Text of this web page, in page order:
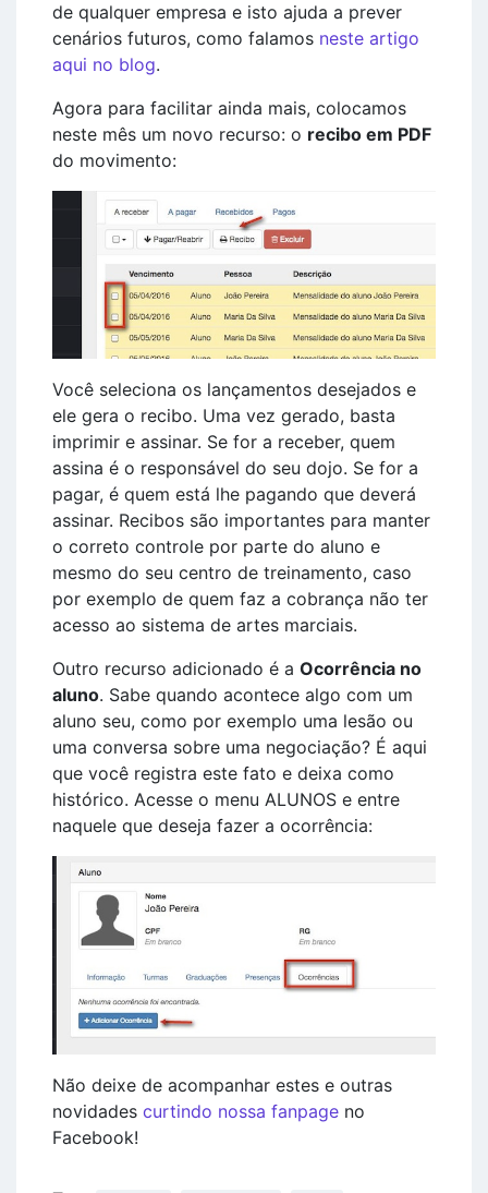
de qualquer empresa e isto ajuda a prever
cenários futuros, como falamos neste artigo
aqui no blog.
Agora para facilitar ainda mais, colocamos
neste mês um novo recurso: o recibo em PDF
do movimento:
Você seleciona os lançamentos desejados e
ele gera o recibo. Uma vez gerado, basta
imprimir e assinar. Se for a receber, quem
assina é o responsável do seu dojo. Se for a
pagar, é quem está lhe pagando que deverá
assinar. Recibos são importantes para manter
o correto controle por parte do aluno e
mesmo do seu centro de treinamento, caso
por exemplo de quem faz a cobrança não ter
acesso ao sistema de artes marciais.
Outro recurso adicionado é a Ocorrência no
aluno. Sabe quando acontece algo com um
aluno seu, como por exemplo uma lesão ou
uma conversa sobre uma negociação? É aqui
que você registra este fato e deixa como
histórico. Acesse o menu ALUNOS e entre
naquele que deseja fazer a ocorrência:
Não deixe de acompanhar estes e outras
novidades curtindo nossa fanpage no
Facebook!